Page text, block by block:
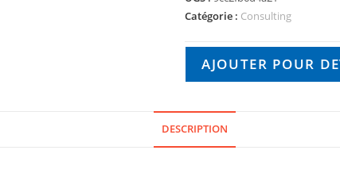
Catégorie : Consulting
AJOUTER POUR
DESCRIPTION